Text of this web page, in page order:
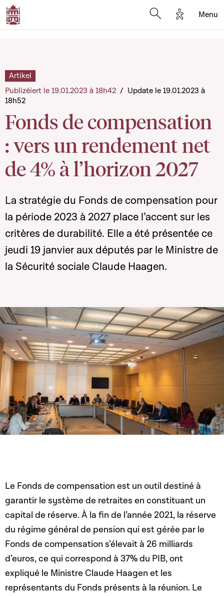
Options
Menu
Fonds de compensation
: vers un rendement net
de 4% à l’horizon 2027
Artikel
Publizéiert le 19.01.2023 à 18h42 / Update le 19.01.2023 à
18h52
La stratégie du Fonds de compensation pour
la période 2023 à 2027 place l’accent sur les
critères de durabilité. Elle a été présentée ce
jeudi 19 janvier aux députés par le Ministre de
la Sécurité sociale Claude Haagen.
Le Fonds de compensation est un outil destiné à
garantir le système de retraites en constituant un
capital de réserve. À la fin de l’année 2021, la réserve
du régime général de pension qui est gérée par le
Fonds de compensation s’élevait à 26 milliards
d’euros, ce qui correspond à 37% du PIB, ont
expliqué le Ministre Claude Haagen et les
représentants du Fonds présents à la réunion. Le